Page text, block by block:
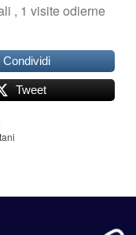
, 1 visite odierne
Condividi
Tweet